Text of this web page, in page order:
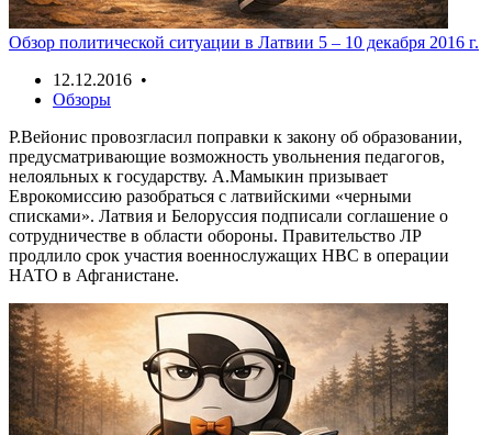
Обзор политической ситуации в Латвии 5 – 10 декабря 2016 г.
12.12.2016 •
Обзоры
Р.Вейонис провозгласил поправки к закону об образовании,
предусматривающие возможность увольнения педагогов,
нелояльных к государству. А.Мамыкин призывает
Еврокомиссию разобраться с латвийскими «черными
списками». Латвия и Белоруссия подписали соглашение о
сотрудничестве в области обороны. Правительство ЛР
продлило срок участия военнослужащих НВС в операции
НАТО в Афганистане.